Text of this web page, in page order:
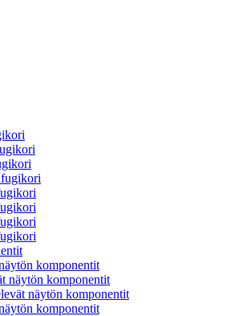
komponentit
näytön komponentit
näytön komponentit
komponentit